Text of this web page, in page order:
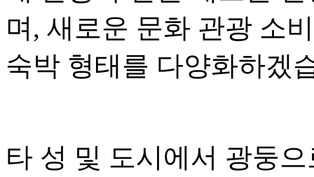
며, 새로운 문화 관광 소
숙박 형태를 다양화하겠
타 성 및 도시에서 광둥